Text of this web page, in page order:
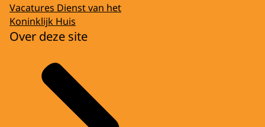
Vacatures Dienst van het
Koninklijk Huis
Over deze site